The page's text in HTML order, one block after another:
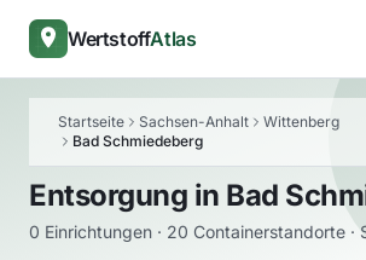
WertstoffAtlas
Startseite Sachsen-Anhalt
Wittenberg
Bad Schmiedeberg
Entsorgung in Bad
0 Einrichtungen · 20 Containerstandorte ·